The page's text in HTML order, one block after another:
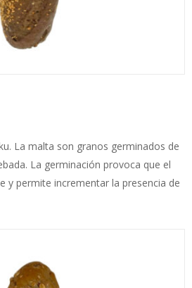
La malta son granos germinados de
La germinación provoca que el
y permite incrementar la presencia de
de pan.